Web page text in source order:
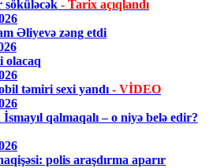
- Tarix açıqlandı
Əliyevə zəng etdi
olacaq
təmiri sexi yandı - VİDEO
qalmaqalı – o niyə belə edir?
polis araşdırma aparır